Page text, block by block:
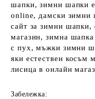
шапки, зимни шапки
online, дамски зимни
сайт за зимни
магазин, зимна
с пух, мъжки
яки естествен косъм
лисица в онлайн
Забележка: